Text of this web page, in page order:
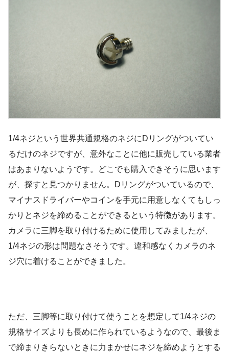
1/4ネジという世界共通規格のネジにDリングがついてい
るだけのネジですが、意外なことに他に販売している業者
はあまりないようです。どこでも購入できそうに思います
が、探すと見つかりません。Dリングがついているので、
マイナスドライバーやコインを手元に用意しなくてもしっ
かりとネジを締めることができるという特徴があります。
カメラに三脚を取り付けるために使用してみましたが、
1/4ネジの形は問題なさそうです。違和感なくカメラのネ
ジ穴に着けることができました。
ただ、三脚等に取り付けて使うことを想定して1/4ネジの
規格サイズよりも長めに作られているようなので、最後ま
で締まりきらないときに力まかせにネジを締めようとする